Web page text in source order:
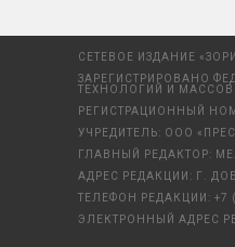
СЕТЕВОЕ ИЗДАНИЕ
ЗАРЕГИСТРИРОВАНО
ТЕХНОЛОГИЙ И
РЕГИСТРАЦИОННЫЙ
УЧРЕДИТЕЛЬ: ООО
ГЛАВНЫЙ РЕДАКТОР:
АДРЕС РЕДАКЦИИ: Г.
ТЕЛЕФОН РЕДАКЦИИ: +7
ЭЛЕКТРОННЫЙ АДРЕС